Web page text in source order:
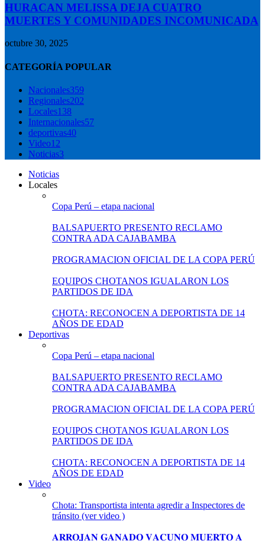
HURACAN MELISSA DEJA CUATRO
MUERTES Y COMUNIDADES INCOMUNICADA
octubre 30, 2025
CATEGORÍA POPULAR
Nacionales359
Regionales202
Locales138
Internacionales57
deportivas40
Video12
Noticias3
Noticias
Locales
Copa Perú – etapa nacional
BALSAPUERTO PRESENTO RECLAMO
CONTRA ADA CAJABAMBA
PROGRAMACION OFICIAL DE LA COPA PERÚ
EQUIPOS CHOTANOS IGUALARON LOS
PARTIDOS DE IDA
CHOTA: RECONOCEN A DEPORTISTA DE 14
AÑOS DE EDAD
Deportivas
Copa Perú – etapa nacional
BALSAPUERTO PRESENTO RECLAMO
CONTRA ADA CAJABAMBA
PROGRAMACION OFICIAL DE LA COPA PERÚ
EQUIPOS CHOTANOS IGUALARON LOS
PARTIDOS DE IDA
CHOTA: RECONOCEN A DEPORTISTA DE 14
AÑOS DE EDAD
Video
Chota: Transportista intenta agredir a Inspectores de
tránsito (ver video )
𝐀𝐑𝐑𝐎𝐉𝐀𝐍 𝐆𝐀𝐍𝐀𝐃𝐎 𝐕𝐀𝐂𝐔𝐍𝐎 𝐌𝐔𝐄𝐑𝐓𝐎 𝐀